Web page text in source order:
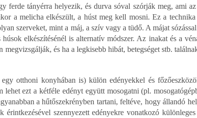
ferde tányérra helyezik, és durva sóval szórják meg, ami
a melicha elkészült, a húst meg kell mosni. Ez a technika
szerveket, mint a máj, a szív vagy a tüdő. A májat
elkészítésénél is alternatív módszer. Az inakat és a
és ha a legkisebb hibát, betegséget stb.
otthoni konyhában is) külön edényekkel és
lehet ezt a kétféle edényt együtt mosogatni (pl.
a hűtőszekrényben tartani, feltéve, hogy állandó
szennyezett edényekre vonatkozó különleges